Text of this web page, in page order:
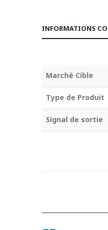
INFORMATIONS
Marché Cible
Type de Produit
Signal de sortie